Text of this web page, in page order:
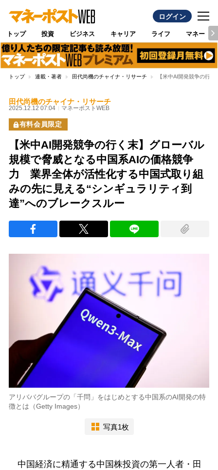
ログイン
トップ 投資 ビジネス キャリア ライフ マネー
トップ 連載・著者 田代尚機のチャイナ・リサーチ 【米中AI開発競争の行
田代尚機のチャイナ・リサーチ
2025.12.12 07:04 マネーポストWEB
有料会員限定
【米中AI開発競争の行く末】グローバル
規模で脅威となる中国系AIの価格競争
力 業界全体が活性化する中国式取り組
みの先に見える“シンギュラリティ到
達”へのブレークスルー
アリババグループの「千問」をはじめとする中国系のAI開発の特
徴とは（Getty Images）
写真1枚
中国経済に精通する中国株投資の第一人者・田